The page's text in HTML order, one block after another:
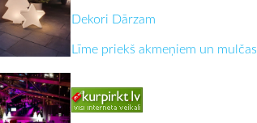
Dekori Dārzam
Līme priekš akmeņiem un mulčas